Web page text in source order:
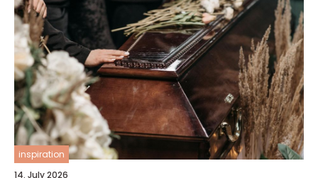
inspiration
14. July 2026